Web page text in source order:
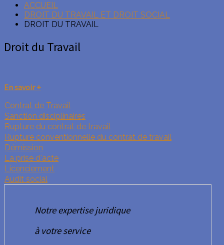
ACCUEIL
DROIT DU TRAVAIL ET DROIT SOCIAL
DROIT DU TRAVAIL
Droit du Travail
En savoir +
Contrat de Travail
Sanction disciplinaires
Rupture du contrat de travail
Rupture conventionnelle du contrat de travail
Démission
La prise d'acte
Licenciement
Audit social
Notre expertise juridique
à votre service